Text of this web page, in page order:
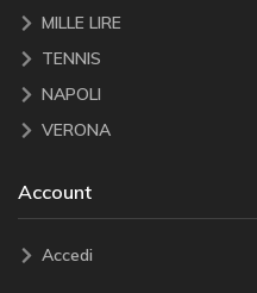
MILLE LIRE
TENNIS
NAPOLI
VERONA
Account
Accedi